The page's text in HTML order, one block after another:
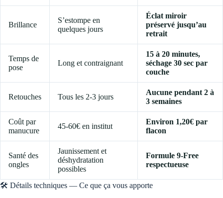
Brillance
S’estompe en
quelques jours
Éclat miroir
préservé jusqu’au
retrait
Temps de
pose
Long et contraignant
15 à 20 minutes,
séchage 30 sec par
couche
Retouches Tous les 2-3 jours
Aucune pendant 2 à
3 semaines
Coût par
manucure
45-60€ en institut
Environ 1,20€ par
flacon
Santé des
ongles
Jaunissement et
déshydratation
possibles
Formule 9-Free
respectueuse
🛠️ Détails techniques — Ce que ça vous apporte